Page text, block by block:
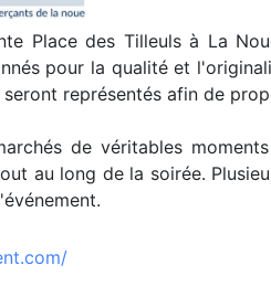
Place des Tilleuls à La
pour la qualité et
représentés afin de
de véritables
au long de la soirée.